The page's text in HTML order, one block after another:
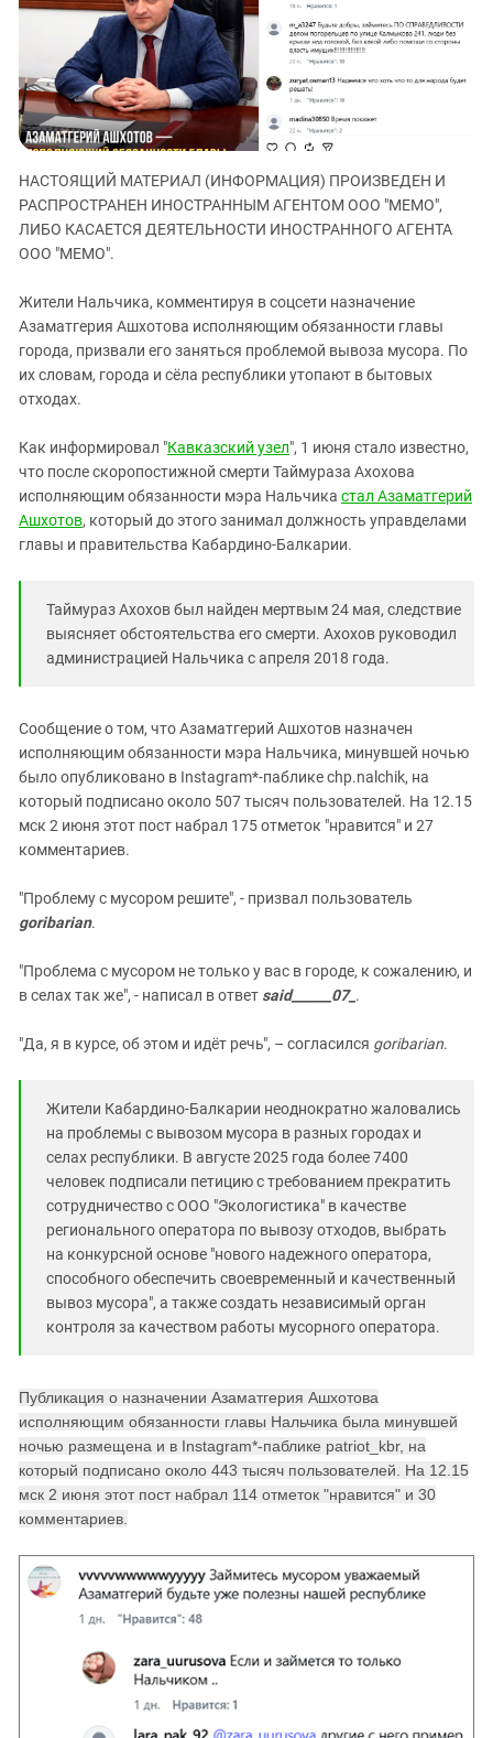
ЗАСТАВЛЯЕТ
КАВКАЗ ЗА ПАЛЕСТИНУ
ИНАКОМЫСЛИЕ В ЧЕЧНЕ
ПРЕСЛЕДОВАНИЕ АКТИВИСТОВ
МОБИЛИЗАЦИЯ И ПРОТЕСТЫ
Дагестан
Ингушетия
Кабардино-Балкария
Калмыкия
Карачаево-Черкесия
Краснодарский край
Нагорный Карабах
Российская Федерация
Северная Осетия - Алания
СКФО
Ставропольский край
Южный Кавказ
ЮФО
НАСТОЯЩИЙ МАТЕРИАЛ (ИНФОРМАЦИЯ) ПРОИЗВЕДЕН И
РАСПРОСТРАНЕН ИНОСТРАННЫМ АГЕНТОМ ООО "МЕМО",
ЛИБО КАСАЕТСЯ ДЕЯТЕЛЬНОСТИ ИНОСТРАННОГО АГЕНТА
ООО "МЕМО".
Жители Нальчика, комментируя в соцсети назначение
Азаматгерия Ашхотова исполняющим обязанности главы
города, призвали его заняться проблемой вывоза мусора. По
их словам, города и сёла республики утопают в бытовых
отходах.
Как информировал "Кавказский узел", 1 июня стало известно,
что после скоропостижной смерти Таймураза Ахохова
исполняющим обязанности мэра Нальчика стал Азаматгерий
Ашхотов, который до этого занимал должность управделами
главы и правительства Кабардино-Балкарии.
Таймураз Ахохов был найден мертвым 24 мая, следствие
выясняет обстоятельства его смерти. Ахохов руководил
администрацией Нальчика с апреля 2018 года.
Сообщение о том, что Азаматгерий Ашхотов назначен
исполняющим обязанности мэра Нальчика, минувшей ночью
было опубликовано в Instagram*-паблике chp.nalchik, на
который подписано около 507 тысяч пользователей. На 12.15
мск 2 июня этот пост набрал 175 отметок "нравится" и 27
комментариев.
"Проблему с мусором решите", - призвал пользователь
goribarian.
"Проблема с мусором не только у вас в городе, к сожалению, и
в селах так же", - написал в ответ said______07_ .
"Да, я в курсе, об этом и идёт речь", – согласился goribarian.
Жители Кабардино-Балкарии неоднократно жаловались
на проблемы с вывозом мусора в разных городах и
селах республики. В августе 2025 года более 7400
человек подписали петицию с требованием прекратить
сотрудничество с ООО "Экологистика" в качестве
регионального оператора по вывозу отходов, выбрать
на конкурсной основе "нового надежного оператора,
способного обеспечить своевременный и качественный
вывоз мусора", а также создать независимый орган
контроля за качеством работы мусорного оператора.
Публикация о назначении Азаматгерия Ашхотова
исполняющим обязанности главы Нальчика была минувшей
ночью размещена и в Instagram*-паблике patriot_kbr, на
который подписано около 443 тысяч пользователей. На 12.15
мск 2 июня этот пост набрал 114 отметок "нравится" и 30
комментариев.